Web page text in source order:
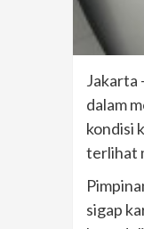
Jakarta
dalam
kondisi
terlihat
sigap